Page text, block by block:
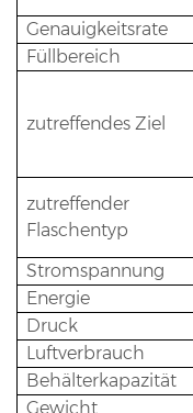
Genauigkeitsrate
Füllbereich
zutreffendes Ziel
zutreffender
Flaschentyp
Stromspannung
Energie
Druck
Luftverbrauch
Behälterkapazität
Gewicht